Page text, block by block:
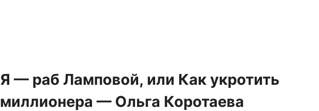
Я — раб Ламповой, или Как укротить
миллионера — Ольга Коротаева